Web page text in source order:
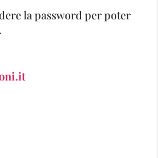
la password per poter